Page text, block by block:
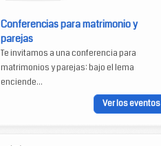
Conferencias para matrimonio y
parejas
Te invitamos a una conferencia para
matrimonios y parejas: bajo el lema
enciende...
Ver los eventos